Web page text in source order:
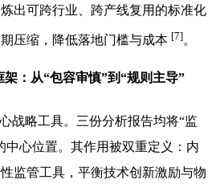
出可跨行业、跨产线复用的标准化
压缩，降低落地门槛与成本 [7]。
：从“包容审慎”到“规则主导”
战略工具。三份分析报告均将“监
中心位置。其作用被双重定义：内
监管工具，平衡技术创新激励与物